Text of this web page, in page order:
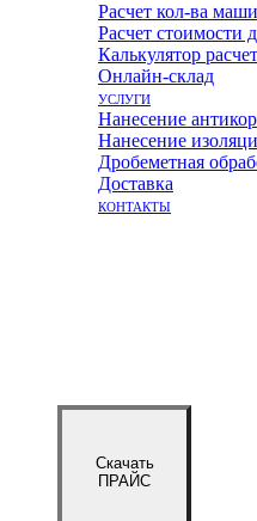
Расчет кол-ва
Расчет стоимости
Калькулятор
Онлайн-склад
УСЛУГИ
Нанесение
Нанесение
Дробеметная
Доставка
КОНТАКТЫ
Скачать
ПРАЙС